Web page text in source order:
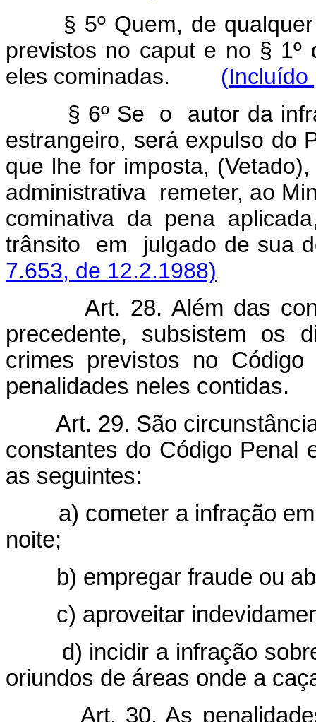
§ 5º Quem, de
previstos no caput e no §
eles cominadas. (Incluído
§ 6º Se o autor da
estrangeiro, será expulso
que lhe for imposta,
administrativa remeter, ao
cominativa da pena
trânsito em julgado de
7.653, de 12.2.1988)
Art. 28. Além das
precedente, subsistem os
crimes previstos no
penalidades neles contidas.
Art. 29. São
constantes do Código Penal
as seguintes:
a) cometer a infração
noite;
b) empregar fraude ou
c) aproveitar
d) incidir a infração
oriundos de áreas onde a
Art. 30. As